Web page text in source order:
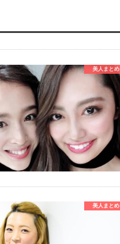
美人まとめ
美人まとめ